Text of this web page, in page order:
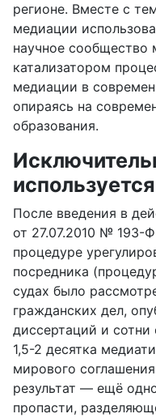
регионе. Вместе с
медиации
научное сообщество
катализатором
медиации в
опираясь на
образования.
После введения в
от 27.07.2010 № 193-
процедуре
посредника
судах было
гражданских дел,
диссертаций и
1,5-2 десятка
мирового
результат — ещё
пропасти,